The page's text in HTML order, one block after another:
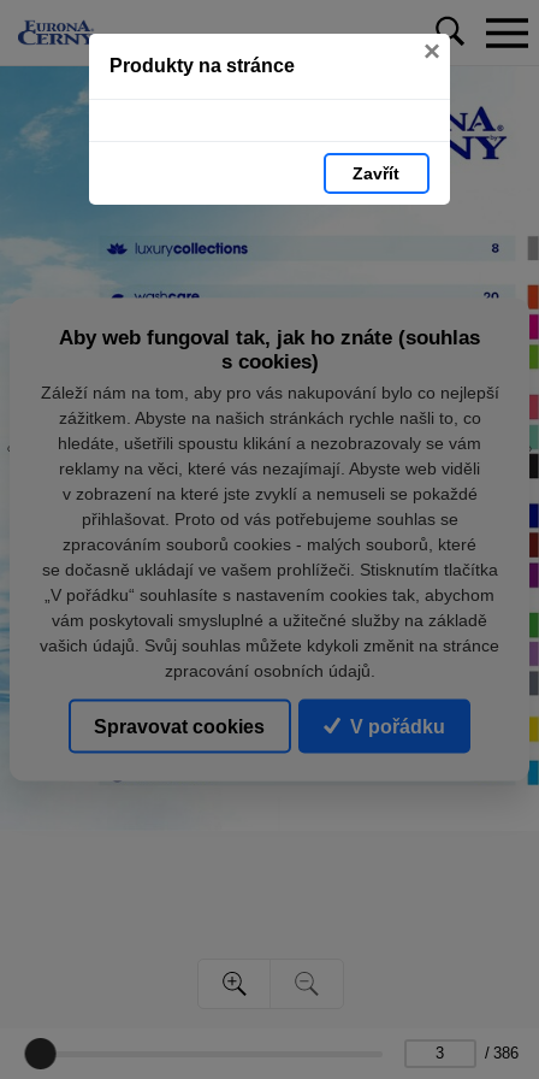
Produkty na stránce ×
Zavřít
/ 386
Aby web fungoval tak, jak ho znáte (souhlas
s cookies)
Záleží nám na tom, aby pro vás nakupování bylo co nejlepší
zážitkem. Abyste na našich stránkách rychle našli to, co
hledáte, ušetřili spoustu klikání a nezobrazovaly se vám
reklamy na věci, které vás nezajímají. Abyste web viděli
v zobrazení na které jste zvyklí a nemuseli se pokaždé
přihlašovat. Proto od vás potřebujeme souhlas se
zpracováním souborů cookies - malých souborů, které
se dočasně ukládají ve vašem prohlížeči. Stisknutím tlačítka
„V pořádku“ souhlasíte s nastavením cookies tak, abychom
vám poskytovali smysluplné a užitečné služby na základě
vašich údajů. Svůj souhlas můžete kdykoli změnit na stránce
zpracování osobních údajů.
Spravovat cookies V pořádku